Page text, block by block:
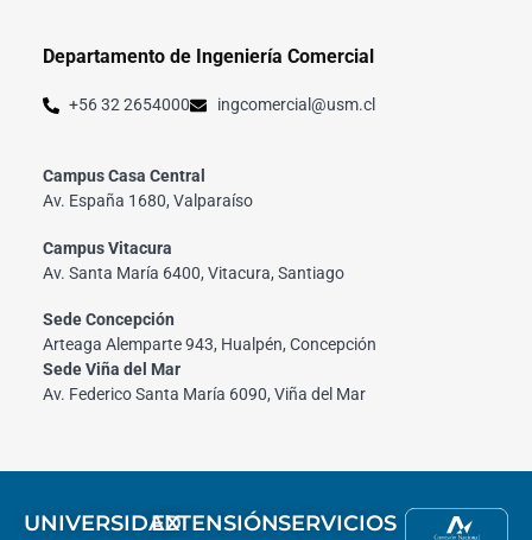
Departamento de Ingeniería Comercial
+56 32 2654000 ingcomercial@usm.cl
Campus Casa Central
Av. España 1680, Valparaíso
Campus Vitacura
Av. Santa María 6400, Vitacura, Santiago
Sede Concepción
Arteaga Alemparte 943, Hualpén, Concepción
Sede Viña del Mar
Av. Federico Santa María 6090, Viña del Mar
UNIVERSIDADEXTENSIÓNSERVICIOS